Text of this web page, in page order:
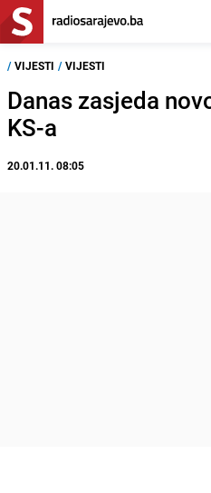
/ VIJESTI / VIJESTI
Danas zasjeda
KS-a
20.01.11. 08:05